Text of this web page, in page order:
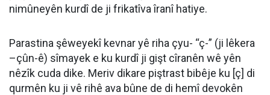
nimûneyên kurdî de ji frikatîva îranî hatiye.
Parastina şêweyekî kevnar yê riha çyu- “ç-” (ji lêkera
–çûn-ê) sîmayek e ku kurdî ji gişt cîranên wê yên
nêzîk cuda dike. Meriv dikare piştrast bibêje ku [ç] di
qurmên ku ji vê rihê ava bûne de di hemî devokên